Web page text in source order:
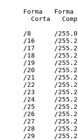
Forma
Corta
/8      /
/16     /
/17     /
/18     /
/19     /
/20     /
/21     /
/22     /
/23     /
/24     /
/25     /
/26     /
/27     /
/28     /
/29     /